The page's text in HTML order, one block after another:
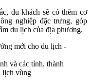
du khách sẽ có thêm cơ
nghiệp đặc trưng, góp
du lịch của địa phương.
và các tỉnh, thành
lịch vùng